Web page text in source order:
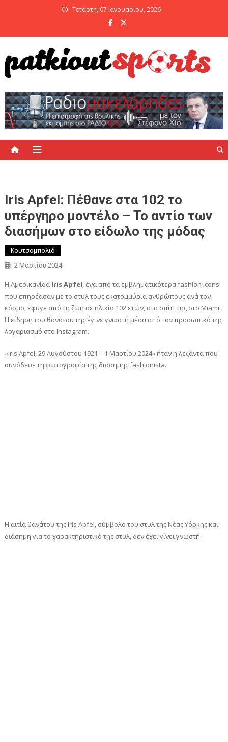
Τετάρτη, 07 Ιανουαρίου, 2026
Iris Apfel: Πέθανε στα 102 το
υπέργηρο μοντέλο – Το αντίο των
διασήμων στο είδωλο της μόδας
Κουτσομπολιό
2 Μαρτίου 2024
Η Αμερικανίδα Iris Apfel, ένα από τα εμβληματικότερα fashion icons
που επηρέασαν με το στυλ τους εκατομμύρια ανθρώπους ανά τον
κόσμο, έφυγε από τη ζωή σε ηλικία 102 ετών, στο σπίτι της στο Miami.
Η είδηση του θανάτου της έγινε γνωστή μέσα από τον προσωπικό της
λογαριασμό στο Instagram.
«Iris Apfel, 29 Αυγούστου 1921 – 1 Μαρτίου 2024» ήταν η λεζάντα που
συνόδευε τη φωτογραφία της διάσημης fashionista.
H αιτία θανάτου της Iris Apfel, σύμβολο του στυλ της Νέας Υόρκης και
διάσημη για το χαρακτηριστικό της στυλ, δεν έχει γίνει γνωστή.